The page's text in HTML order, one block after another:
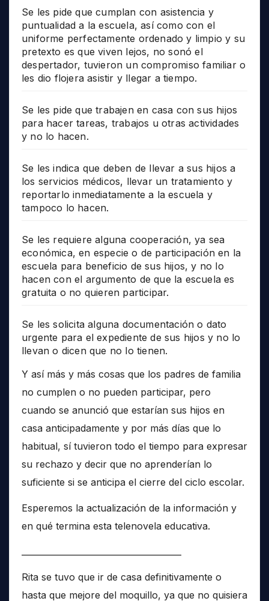
Se les pide que cumplan con asistencia y
puntualidad a la escuela, así como con el
uniforme perfectamente ordenado y limpio y su
pretexto es que viven lejos, no sonó el
despertador, tuvieron un compromiso familiar o
les dio flojera asistir y llegar a tiempo.
Se les pide que trabajen en casa con sus hijos
para hacer tareas, trabajos u otras actividades
y no lo hacen.
Se les indica que deben de llevar a sus hijos a
los servicios médicos, llevar un tratamiento y
reportarlo inmediatamente a la escuela y
tampoco lo hacen.
Se les requiere alguna cooperación, ya sea
económica, en especie o de participación en la
escuela para beneficio de sus hijos, y no lo
hacen con el argumento de que la escuela es
gratuita o no quieren participar.
Se les solicita alguna documentación o dato
urgente para el expediente de sus hijos y no lo
llevan o dicen que no lo tienen.
Y así más y más cosas que los padres de familia
no cumplen o no pueden participar, pero
cuando se anunció que estarían sus hijos en
casa anticipadamente y por más días que lo
habitual, sí tuvieron todo el tiempo para expresar
su rechazo y decir que no aprenderían lo
suficiente si se anticipa el cierre del ciclo escolar.
Esperemos la actualización de la información y
en qué termina esta telenovela educativa.
Rita se tuvo que ir de casa definitivamente o
hasta que mejore del moquillo, ya que no quisiera